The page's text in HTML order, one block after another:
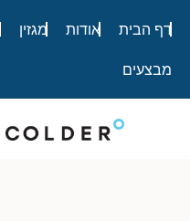
דף הבית
אודות מגזין
מבצעים